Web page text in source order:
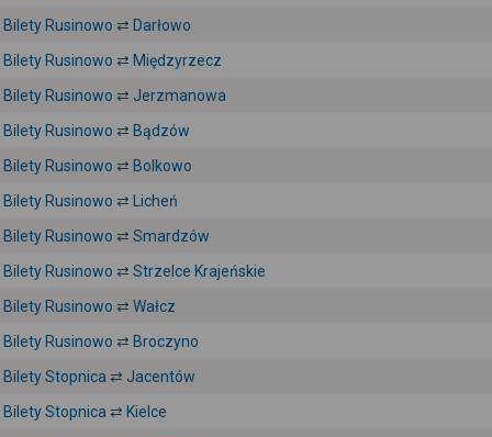
Bilety Rusinowo ⇄ Darłowo
Bilety Rusinowo ⇄ Międzyrzecz
Bilety Rusinowo ⇄ Jerzmanowa
Bilety Rusinowo ⇄ Bądzów
Bilety Rusinowo ⇄ Bolkowo
Bilety Rusinowo ⇄ Licheń
Bilety Rusinowo ⇄ Smardzów
Bilety Rusinowo ⇄ Strzelce Krajeńskie
Bilety Rusinowo ⇄ Wałcz
Bilety Rusinowo ⇄ Broczyno
Bilety Stopnica ⇄ Jacentów
Bilety Stopnica ⇄ Kielce